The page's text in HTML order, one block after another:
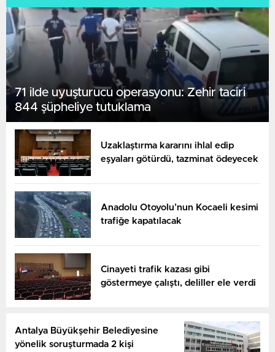
71 ilde uyuşturucu operasyonu: Zehir taciri
844 şüpheliye tutuklama
Uzaklaştırma kararını ihlal edip
eşyaları götürdü, tazminat ödeyecek
Anadolu Otoyolu’nun Kocaeli kesimi
trafiğe kapatılacak
Cinayeti trafik kazası gibi
göstermeye çalıştı, deliller ele verdi
Antalya Büyükşehir Belediyesine
yönelik soruşturmada 2 kişi